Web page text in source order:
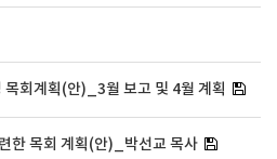
목회계획(안)_3월 보고 및 4월 계획
한 목회 계획(안)_박선교 목사